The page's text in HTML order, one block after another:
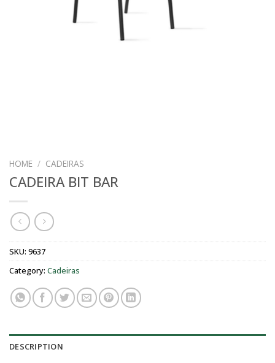
HOME / CADEIRAS
CADEIRA BIT BAR
SKU: 9637
Category: Cadeiras
DESCRIPTION